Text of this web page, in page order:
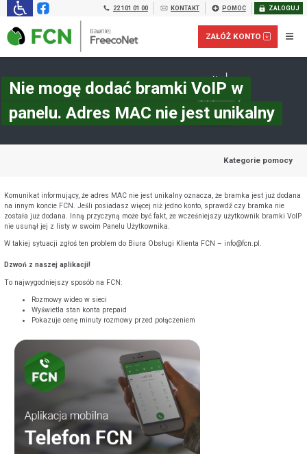
22 101 01 00 KONTAKT POMOC ZALOGUJ
ZAŁÓŻ KONTO
POKAŻ WSZYSTKIE ZGODY
ZAŁÓŻ KONTO
Nie mogę dodać bramki VoIP w
panelu. Adres MAC nie jest unikalny
Kategorie pomocy
Komunikat informujący, że adres MAC nie jest unikalny oznacza, że bramka jest już dodana
na innym koncie FCN. Jeśli posiadasz więcej niż jedno konto, sprawdź czy bramka nie
została już dodana. Inną przyczyną może być fakt, że wcześniejszy użytkownik bramki VoIP
nie usunął jej z listy w swoim Panelu Użytkownika.
W takiej sytuacji zgłoś ten problem do Biura Obsługi Klienta FCN – info@fcn.pl.
Dzwoń z naszej aplikacji!
To najwygodniejszy sposób na FCN:
Rozmowy wideo w sieci
Wyświetla stan konta prepaid
Pokazuje cenę minuty rozmowy przed połączeniem